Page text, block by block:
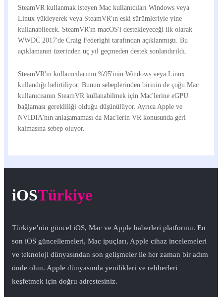
SteamVR kullanmak isteyen Mac kullanıcıları Windows veya
Linux yükleyerek veya SteamVR'ın eski sürümleriyle yine
kullanabilecek. SteamVR'ın macOS'i destekleyeceği ilk olarak
WWDC 2017'de Craig Federighi tarafından açıklanmıştı. Bu
açıklamanın üzerinden üç yıl geçmeden destek sonlandırıldı.
SteamVR'ın kullanıcılarının %95'inin Windows veya Linux
kullandığı belirtiliyor. Bunun sebeplerinden birinin de çoğu Mac
kullanıcısının SteamVR kullanabilmek için Mac'lerine eGPU
bağlaması gerekliliği olduğu düşünülüyor. Ayrıca Apple ve
NVIDIA'nın anlaşamaması da Mac'lerin VR konusunda geri
kalmasına sebep oluyor.
iOSTürkiye
Türkiye’nin güncel iOS, Mac ve Apple haberleri platformu. En
son iOS güncellemeleri, Mac ipuçları, Apple cihaz incelemeleri
ve teknoloji dünyasından son gelişmeler ile her zaman bir adım
önde olun. Apple dünyasında yenilikleri ve rehberleri
keşfetmek için doğru adrestesiniz.